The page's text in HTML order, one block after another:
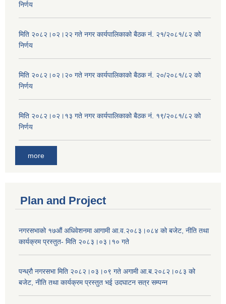
निर्णय
मिति २०८२।०२।२२ गते नगर कार्यपालिकाको बैठक नं. २१/२०८१/८२ को
निर्णय
मिति २०८२।०२।२० गते नगर कार्यपालिकाको बैठक नं. २०/२०८१/८२ को
निर्णय
मिति २०८२।०२।१३ गते नगर कार्यपालिकाको बैठक नं. १९/२०८१/८२ को
निर्णय
more
Plan and Project
नगरसभाको १७औं अधिवेशनमा आगामी आ.व.२०८३।०८४ को बजेट, नीति तथा
कार्यक्रम प्रस्तुत- मिति २०८३।०३।१० गते
पन्ध्रौ नगरसभा मिति २०८२।०३।०९ गते अगामी आ.ब.२०८२।०८३ को
बजेट, नीति तथा कार्यक्रम प्रस्तुत भई उदघाटन सत्र सम्पन्न